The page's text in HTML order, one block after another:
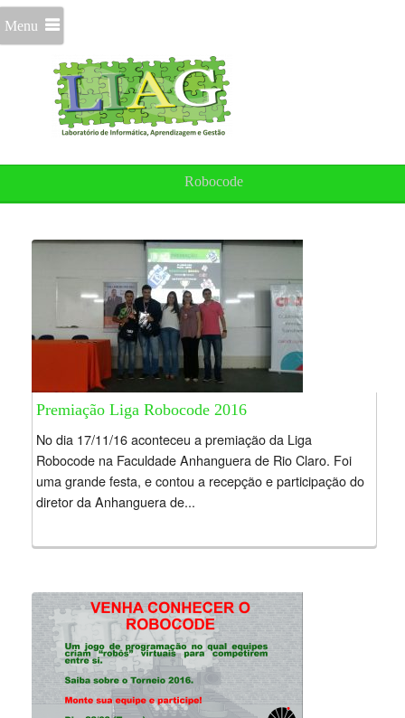
Menu
Robocode
Premiação Liga Robocode 2016
No dia 17/11/16 aconteceu a premiação da Liga
Robocode na Faculdade Anhanguera de Rio Claro. Foi
uma grande festa, e contou a recepção e participação do
diretor da Anhanguera de...